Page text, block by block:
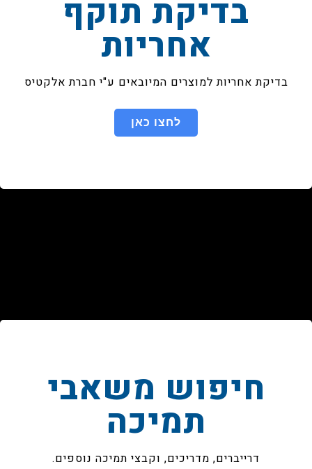
בדיקת תוקף
אחריות
בדיקת אחריות למוצרים המיובאים ע"י חברת אלקטיס
לחצו כאן
חיפוש משאבי
תמיכה
דרייברים, מדריכים, וקבצי תמיכה נוספים.